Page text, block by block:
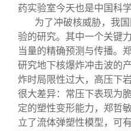
药实验室今天也是中国科
为了冲破核威胁，我
验的研究。其中一个关键
当量的精确预测与传播。
研究地下核爆炸冲击波的
炸时局限性过大，高压下
很大差异：常压下表现为
定的塑性变形能力，郑哲
立了流体弹塑性模型，可